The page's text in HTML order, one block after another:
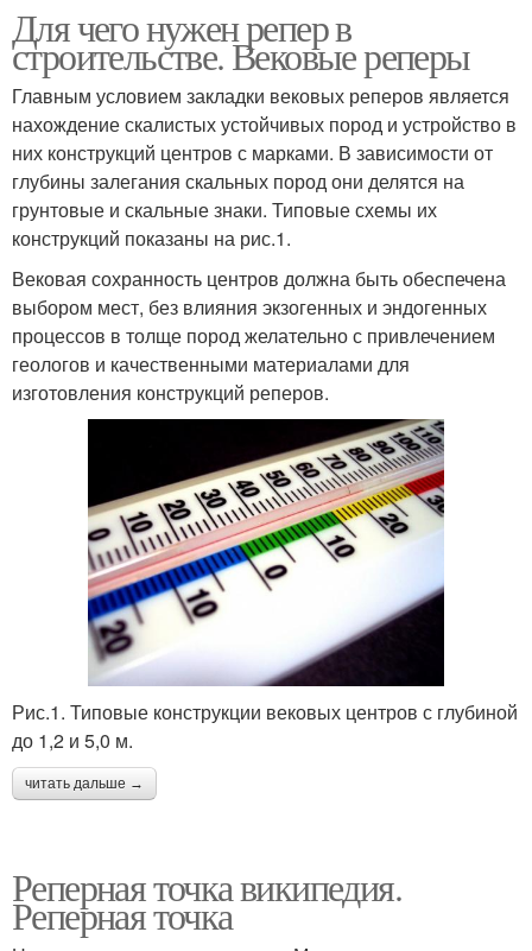
Для чего нужен репер в
строительстве. Вековые реперы
Главным условием закладки вековых реперов является
нахождение скалистых устойчивых пород и устройство в
них конструкций центров с марками. В зависимости от
глубины залегания скальных пород они делятся на
грунтовые и скальные знаки. Типовые схемы их
конструкций показаны на рис.1.
Вековая сохранность центров должна быть обеспечена
выбором мест, без влияния экзогенных и эндогенных
процессов в толще пород желательно с привлечением
геологов и качественными материалами для
изготовления конструкций реперов.
Рис.1. Типовые конструкции вековых центров с глубиной
до 1,2 и 5,0 м.
читать дальше →
Реперная точка википедия.
Реперная точка